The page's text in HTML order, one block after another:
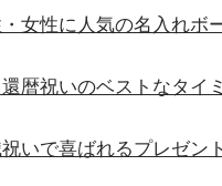
女性に人気の名入れボ
暦祝いのベストなタイ
いで喜ばれるプレゼン